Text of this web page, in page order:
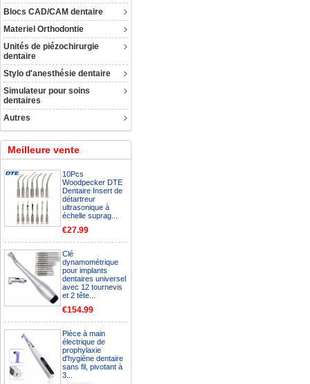
Blocs CAD/CAM dentaire
Materiel Orthodontie
Unités de piézochirurgie
dentaire
Stylo d'anesthésie dentaire
Simulateur pour soins
dentaires
Autres
Meilleure vente
10Pcs
Woodpecker DTE
Dentaire Insert de
détartreur
ultrasonique à
échelle suprag...
€27.99
Clé
dynamométrique
pour implants
dentaires universel
avec 12 tournevis
et 2 tête...
€154.99
Pièce à main
électrique de
prophylaxie
d'hygiène dentaire
sans fil, pivotant à
3...